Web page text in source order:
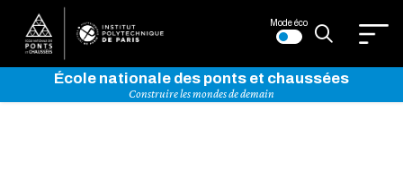
Mode éco
École nationale des ponts et chaussées
Construire les mondes de demain